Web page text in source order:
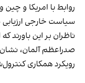
روابط با امریکا و
سیاست خارجی
ناظران بر این باورند
صدراعظم آلمان، نشان
رویکرد همکاری